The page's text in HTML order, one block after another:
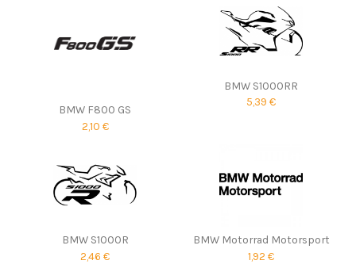
BMW F800 GS
2,10 €
BMW S1000RR
5,39 €
BMW S1000R
2,46 €
BMW Motorrad Motorsport
1,92 €